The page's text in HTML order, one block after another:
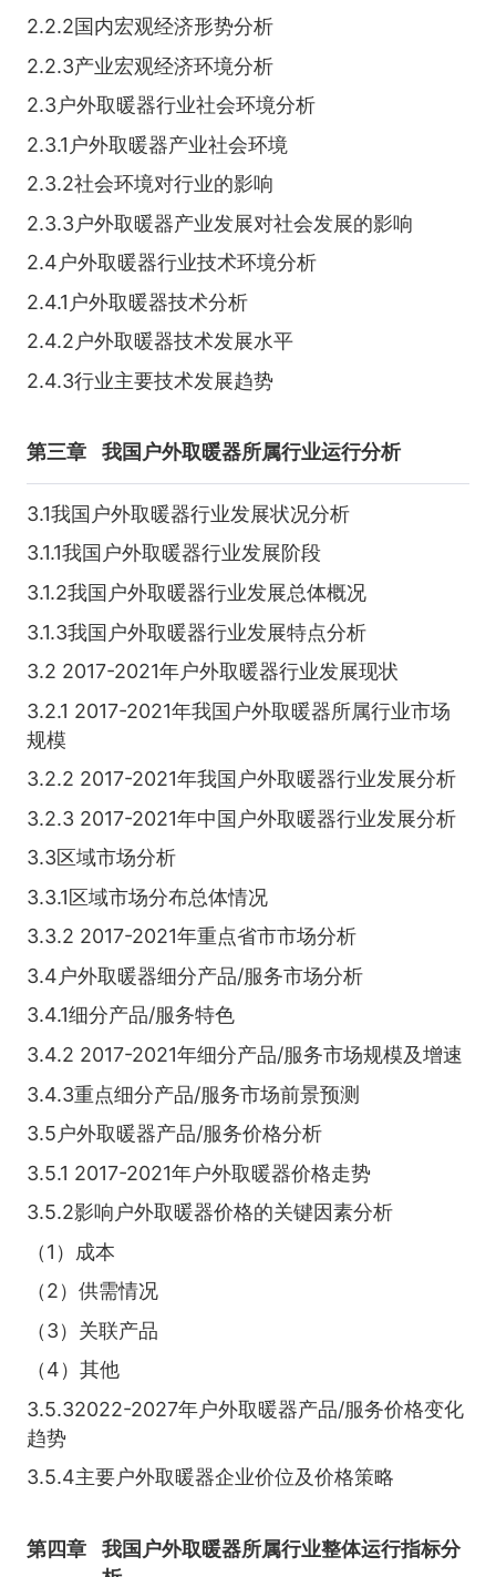
2.2.2国内宏观经济形势分析
2.2.3产业宏观经济环境分析
2.3户外取暖器行业社会环境分析
2.3.1户外取暖器产业社会环境
2.3.2社会环境对行业的影响
2.3.3户外取暖器产业发展对社会发展的影响
2.4户外取暖器行业技术环境分析
2.4.1户外取暖器技术分析
2.4.2户外取暖器技术发展水平
2.4.3行业主要技术发展趋势
第三章 我国户外取暖器所属行业运行分析
3.1我国户外取暖器行业发展状况分析
3.1.1我国户外取暖器行业发展阶段
3.1.2我国户外取暖器行业发展总体概况
3.1.3我国户外取暖器行业发展特点分析
3.2 2017-2021年户外取暖器行业发展现状
3.2.1 2017-2021年我国户外取暖器所属行业市场
规模
3.2.2 2017-2021年我国户外取暖器行业发展分析
3.2.3 2017-2021年中国户外取暖器行业发展分析
3.3区域市场分析
3.3.1区域市场分布总体情况
3.3.2 2017-2021年重点省市市场分析
3.4户外取暖器细分产品/服务市场分析
3.4.1细分产品/服务特色
3.4.2 2017-2021年细分产品/服务市场规模及增速
3.4.3重点细分产品/服务市场前景预测
3.5户外取暖器产品/服务价格分析
3.5.1 2017-2021年户外取暖器价格走势
3.5.2影响户外取暖器价格的关键因素分析
（1）成本
（2）供需情况
（3）关联产品
（4）其他
3.5.32022-2027年户外取暖器产品/服务价格变化
趋势
3.5.4主要户外取暖器企业价位及价格策略
第四章
我国户外取暖器所属行业整体运行指标分